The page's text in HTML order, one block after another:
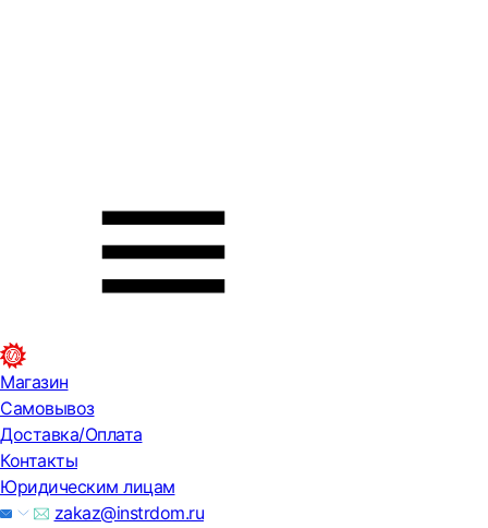
Магазин
Самовывоз
Доставка/Оплата
Контакты
Юридическим лицам
zakaz@instrdom.ru